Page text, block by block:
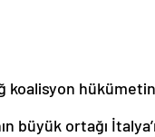
koalisyon
büyük ortağı